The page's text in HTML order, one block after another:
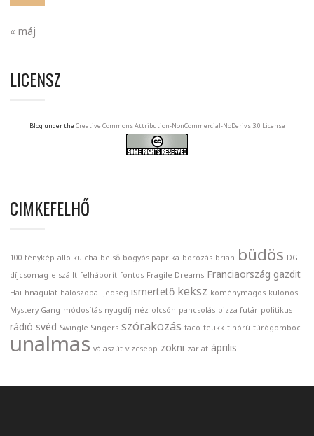
« máj
LICENSZ
Blog under the Creative Commons Attribution-NonCommercial-NoDerivs 3.0 License
CIMKEFELHŐ
100 fénykép allo kulcha belső bogyós paprika borozás brian büdös DGF
díjcsomag elszállt felháborít fontos Fragile Dreams Franciaország gazdit
Hai hnagulat hálószoba ijedség ismertető keksz köménymagos különös
Mystery Gang módosítás nyugdíj néz olcsón pancsolás pizza futár politikus
rádió svéd Swingle Singers szórakozás taco teükk tinórú túrógombóc
unalmas válaszút vízcsepp zokni zárlat április